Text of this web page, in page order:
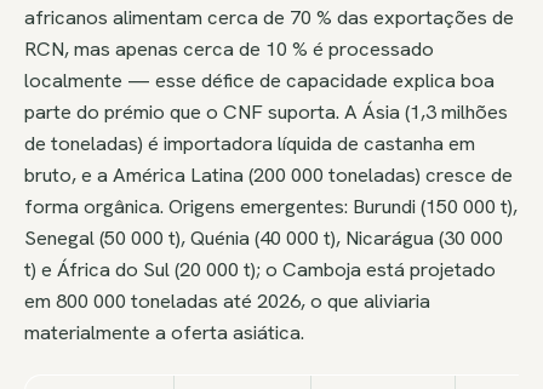
africanos alimentam cerca de 70 % das exportações de
RCN, mas apenas cerca de 10 % é processado
localmente — esse défice de capacidade explica boa
parte do prémio que o CNF suporta. A Ásia (1,3 milhões
de toneladas) é importadora líquida de castanha em
bruto, e a América Latina (200 000 toneladas) cresce de
forma orgânica. Origens emergentes: Burundi (150 000 t),
Senegal (50 000 t), Quénia (40 000 t), Nicarágua (30 000
t) e África do Sul (20 000 t); o Camboja está projetado
em 800 000 toneladas até 2026, o que aliviaria
materialmente a oferta asiática.